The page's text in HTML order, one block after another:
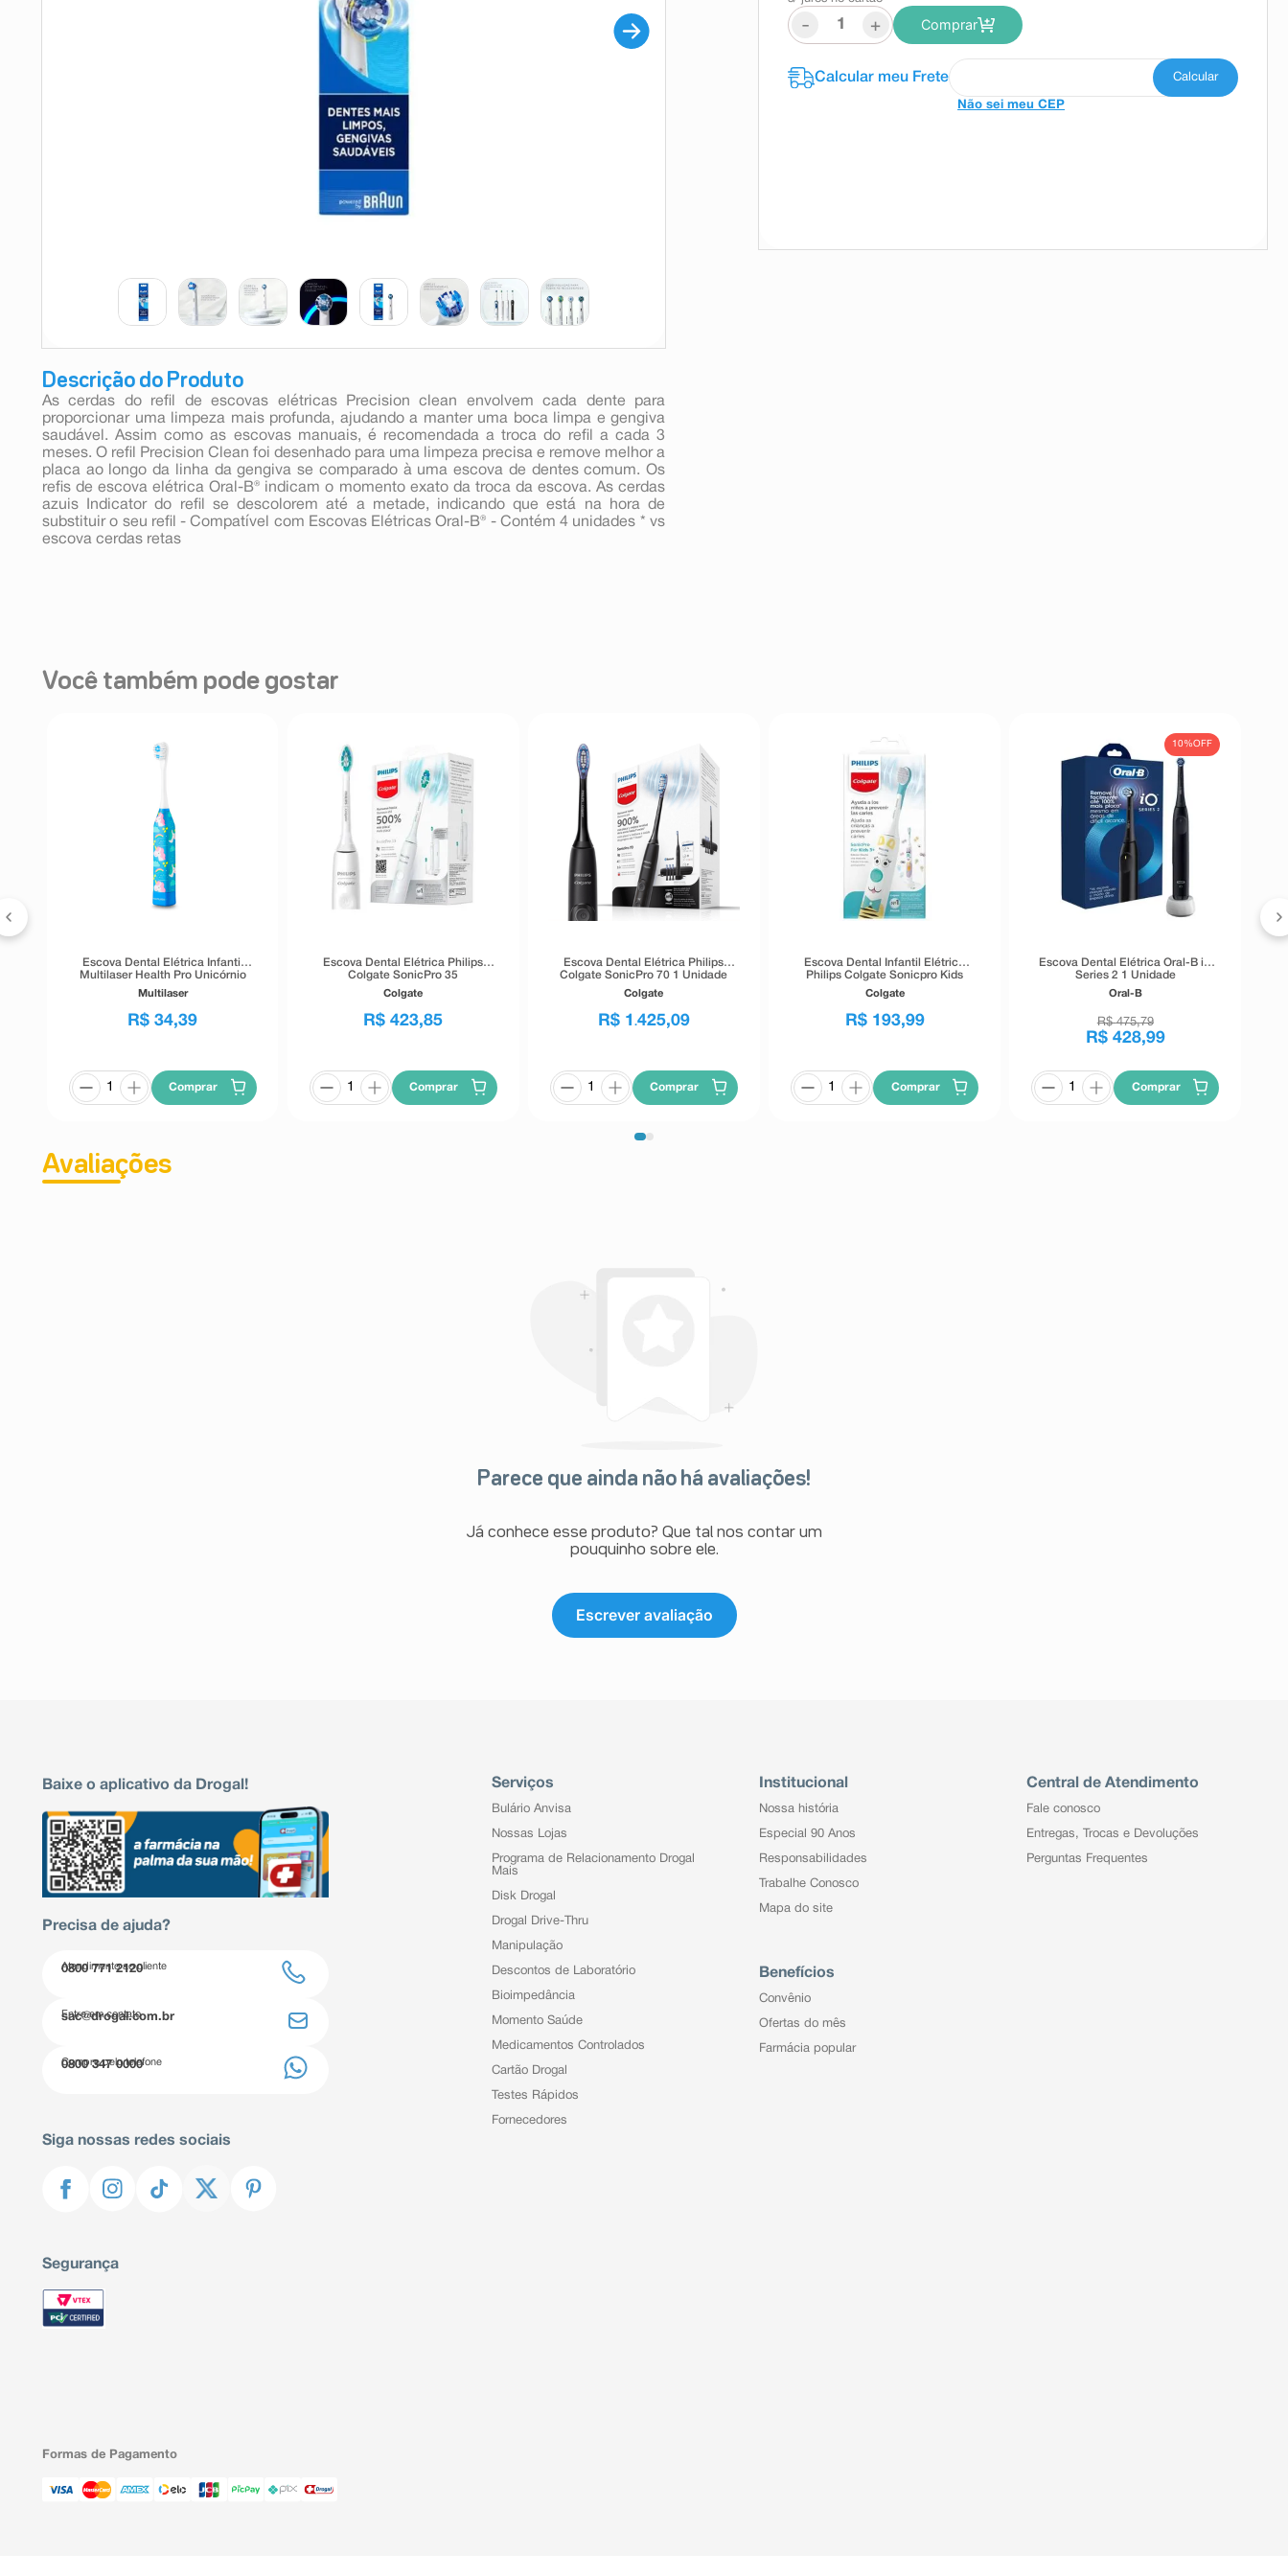
Descrição do Produto
As cerdas do refil de escovas elétricas Precision clean envolvem cada dente para
proporcionar uma limpeza mais profunda, ajudando a manter uma boca limpa e gengiva
saudável. Assim como as escovas manuais, é recomendada a troca do refil a cada 3
meses. O refil Precision Clean foi desenhado para uma limpeza precisa e remove melhor a
placa ao longo da linha da gengiva se comparado à uma escova de dentes comum. Os
refis de escova elétrica Oral-B® indicam o momento exato da troca da escova. As cerdas
azuis Indicator do refil se descolorem até a metade, indicando que está na hora de
substituir o seu refil - Compatível com Escovas Elétricas Oral-B® - Contém 4 unidades * vs
escova cerdas retas
- + Comprar
Não sei meu CEP
Você também pode gostar
Escova Dental Elétrica Infantil
Multilaser Health Pro Unicórnio
HC081
Multilaser
R$ 34,39
Comprar
Escova Dental Elétrica Philips
Colgate SonicPro 35
Colgate
R$ 423,85
Comprar
Escova Dental Elétrica Philips
Colgate SonicPro 70 1 Unidade
Colgate
R$ 1 .425,09
Comprar
Escova Dental Infantil Elétrica
Philips Colgate Sonicpro Kids
Series 10 1 Unidade
Colgate
R$ 193,99
Comprar
10%OFF
Escova Dental Elétrica Oral-B iO
Series 2 1 Unidade
Oral-B
R$ 475,79
R$ 428,99
Comprar
Avaliações
Parece que ainda não há avaliações!
Já conhece esse produto? Que tal nos contar um
pouquinho sobre ele.
Escrever avaliação
Baixe o aplicativo da Drogal!
Precisa de ajuda?
Atendimento ao cliente
0800 771 2120
Entre em contato
sac@drogal.com.br
Compre pelo telefone
0800 347 0000
Siga nossas redes sociais
Segurança
Serviços
Bulário Anvisa
Nossas Lojas
Programa de Relacionamento Drogal
Mais
Disk Drogal
Drogal Drive-Thru
Manipulação
Descontos de Laboratório
Bioimpedância
Momento Saúde
Medicamentos Controlados
Cartão Drogal
Testes Rápidos
Fornecedores
Institucional
Nossa história
Especial 90 Anos
Responsabilidades
Trabalhe Conosco
Mapa do site
Benefícios
Convênio
Ofertas do mês
Farmácia popular
Central de Atendimento
Fale conosco
Entregas, Trocas e Devoluções
Perguntas Frequentes
Formas de Pagamento
absorvente
shampoo